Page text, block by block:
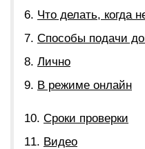
Что делать, когда
Способы подачи
Лично
В режиме онлайн
Сроки проверки
Видео